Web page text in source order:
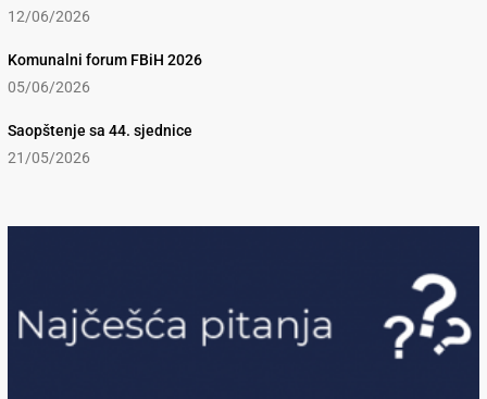
12/06/2026
Komunalni forum FBiH 2026
05/06/2026
Saopštenje sa 44. sjednice
21/05/2026